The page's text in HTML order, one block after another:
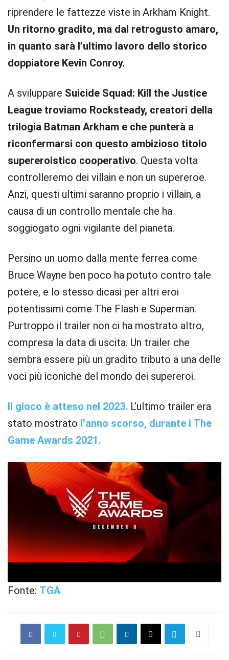
riprendere le fattezze viste in Arkham Knight.
Un ritorno gradito, ma dal retrogusto amaro,
in quanto sarà l’ultimo lavoro dello storico
doppiatore Kevin Conroy.
A sviluppare Suicide Squad: Kill the Justice
League troviamo Rocksteady, creatori della
trilogia Batman Arkham e che punterà a
riconfermarsi con questo ambizioso titolo
supereroistico cooperativo. Questa volta
controlleremo dei villain e non un supereroe.
Anzi, questi ultimi saranno proprio i villain, a
causa di un controllo mentale che ha
soggiogato ogni vigilante del pianeta.
Persino un uomo dalla mente ferrea come
Bruce Wayne ben poco ha potuto contro tale
potere, e lo stesso dicasi per altri eroi
potentissimi come The Flash e Superman.
Purtroppo il trailer non ci ha mostrato altro,
compresa la data di uscita. Un trailer che
sembra essere più un gradito tributo a una delle
voci più iconiche del mondo dei supereroi.
Il gioco è atteso nel 2023. L’ultimo trailer era
stato mostrato l’anno scorso, durante i The
Game Awards 2021.
Fonte: TGA